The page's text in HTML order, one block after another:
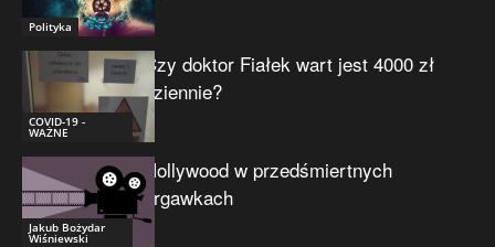
Polityka
COVID-19 -
WAŻNE
Czy doktor Fiałek wart jest 4000 zł
dziennie?
Jakub Bożydar
Wiśniewski
Hollywood w przedśmiertnych
drgawkach